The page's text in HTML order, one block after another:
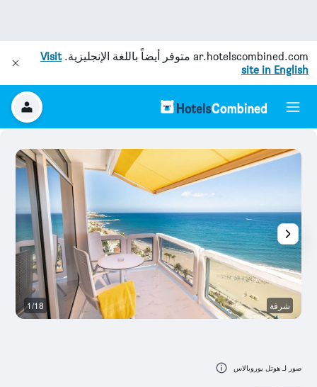
ar.hotelscombined.com متوفر أيضاً باللغة الإنجليزية.Visit
site in English
شرفة 1/18
صور لـ هوتل يوروبالاس